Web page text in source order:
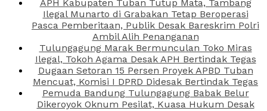
APH Kabupaten Tuban Tutup Mata, Tambang
Ilegal Munarto di Grabakan Tetap Beroperasi
Pasca Pemberitaan, Publik Desak Bareskrim Polri
Ambil Alih Penanganan
Tulungagung Marak Bermunculan Toko Miras
Ilegal, Tokoh Agama Desak APH Bertindak Tegas
Dugaan Setoran 15 Persen Proyek APBD Tuban
Mencuat, Komisi I DPRD Didesak Bertindak Tegas
Pemuda Bandung Tulungagung Babak Belur
Dikeroyok Oknum Pesilat, Kuasa Hukum Desak